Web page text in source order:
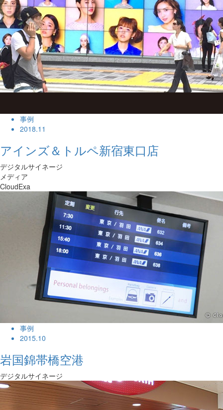
事例
2018.11
アインズ＆トルペ新宿東口店
デジタルサイネージ
メディア
CloudExa
事例
2015.10
岩国錦帯橋空港
デジタルサイネージ